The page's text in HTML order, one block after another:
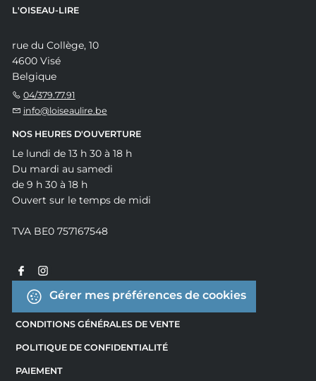
L'OISEAU-LIRE
rue du Collège, 10
4600 Visé
Belgique
04/379.77.91
info@loiseaulire.be
NOS HEURES D'OUVERTURE
Le lundi de 13 h 30 à 18 h
Du mardi au samedi
de 9 h 30 à 18 h
Ouvert sur le temps de midi
TVA BE0 757167548
Gérer mes préférences de cookies
CONDITIONS GÉNÉRALES DE VENTE
POLITIQUE DE CONFIDENTIALITÉ
PAIEMENT